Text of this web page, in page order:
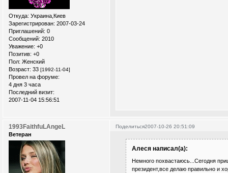
Откуда: Украина,Киев
Зарегистрирован: 2007-03-24
Приглашений: 0
Сообщений: 2010
Уважение: +0
Позитив: +0
Пол: Женский
Возраст: 33 [1992-11-04]
Провел на форуме:
4 дня 3 часа
Последний визит:
2007-11-04 15:56:51
Поделиться2007-10-26 20:51:09
1993FaithfuLAngeL
Ветеран
Алеся написал(а):
Немного похвастаюсь...Сегодня
президент,все делаю правильно и